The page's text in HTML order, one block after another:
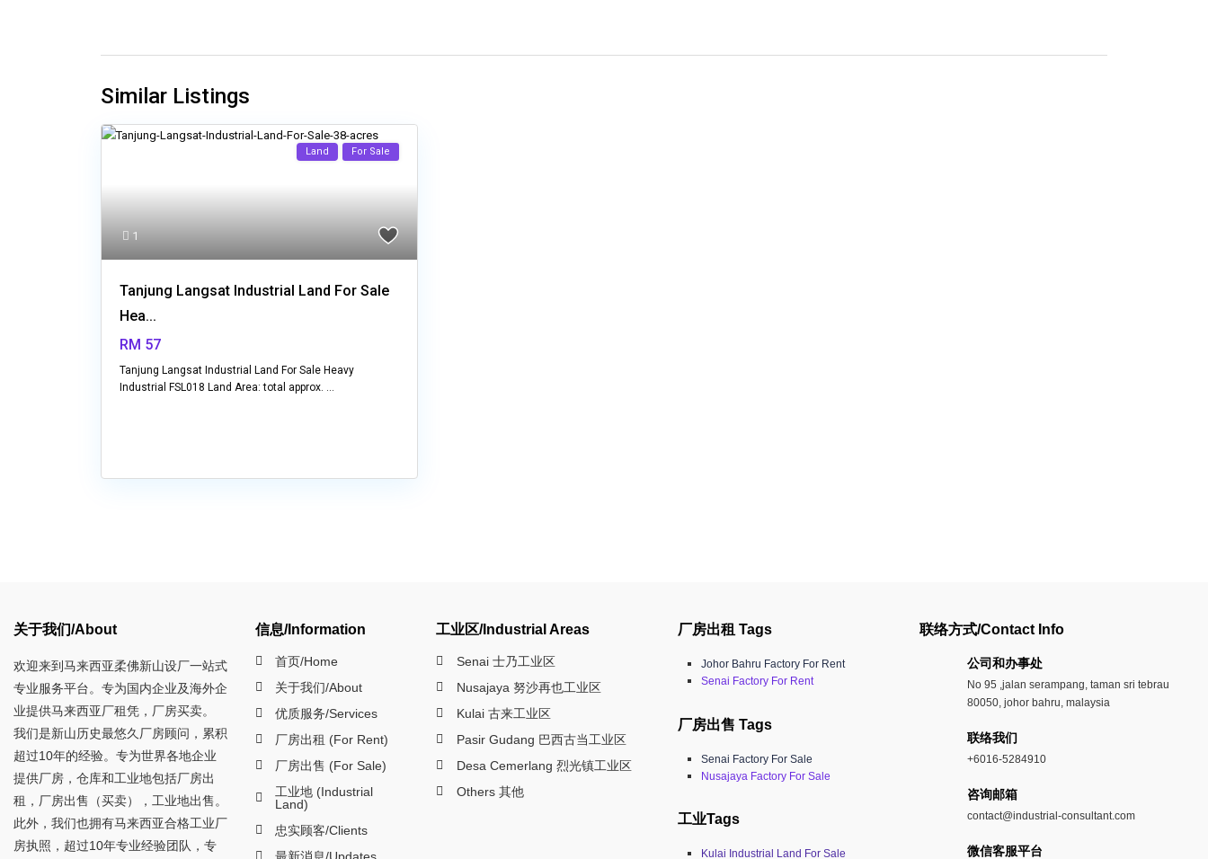
Similar Listings
1
Land For Sale
Tanjung Langsat Industrial Land For Sale
Hea...
RM 57
Tanjung Langsat Industrial Land For Sale Heavy
Industrial FSL018 Land Area: total approx. ...
关于我们/About
欢迎来到马来西亚柔佛新山设厂一站式
专业服务平台。专为国内企业及海外企
业提供马来西亚厂租凭，厂房买卖。
我们是新山历史最悠久厂房顾问，累积
超过10年的经验。专为世界各地企业
提供厂房，仓库和工业地包括厂房出
租，厂房出售（买卖），工业地出售。
此外，我们也拥有马来西亚合格工业厂
房执照，超过10年专业经验团队，专
信息/Information
首页/Home
关于我们/About
优质服务/Services
厂房出租 (For Rent)
厂房出售 (For Sale)
工业地 (Industrial
Land)
忠实顾客/Clients
工业区/Industrial Areas
Senai 士乃工业区
Nusajaya 努沙再也工业区
Kulai 古来工业区
Pasir Gudang 巴西古当工业区
Desa Cemerlang 烈光镇工业区
Others 其他
厂房出租 Tags
Johor Bahru Factory For Rent
Senai Factory For Rent
厂房出售 Tags
Senai Factory For Sale
Nusajaya Factory For Sale
工业Tags
Kulai Industrial Land For Sale
联络方式/Contact Info
公司和办事处​
No 95 ,jalan serampang, taman sri tebrau
80050, johor bahru, malaysia
联络我们
+6016-5284910
​咨询邮箱
contact@industrial-consultant.com
微信客服平台